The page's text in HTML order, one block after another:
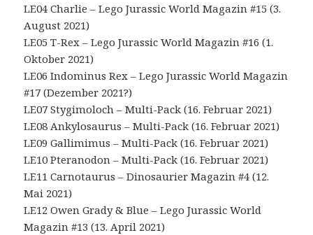
LE04 Charlie – Lego Jurassic World Magazin #15 (3.
August 2021)
LE05 T-Rex – Lego Jurassic World Magazin #16 (1.
Oktober 2021)
LE06 Indominus Rex – Lego Jurassic World Magazin
#17 (Dezember 2021?)
LE07 Stygimoloch – Multi-Pack (16. Februar 2021)
LE08 Ankylosaurus – Multi-Pack (16. Februar 2021)
LE09 Gallimimus – Multi-Pack (16. Februar 2021)
LE10 Pteranodon – Multi-Pack (16. Februar 2021)
LE11 Carnotaurus – Dinosaurier Magazin #4 (12.
Mai 2021)
LE12 Owen Grady & Blue – Lego Jurassic World
Magazin #13 (13. April 2021)